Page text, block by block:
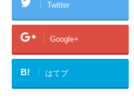
Twitter
Google+
B! はてブ